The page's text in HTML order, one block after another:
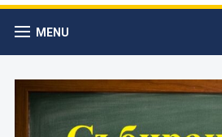
MENU